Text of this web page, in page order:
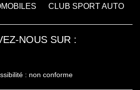
CLUB SPORT AUTO
NOUS SUR :
: non conforme